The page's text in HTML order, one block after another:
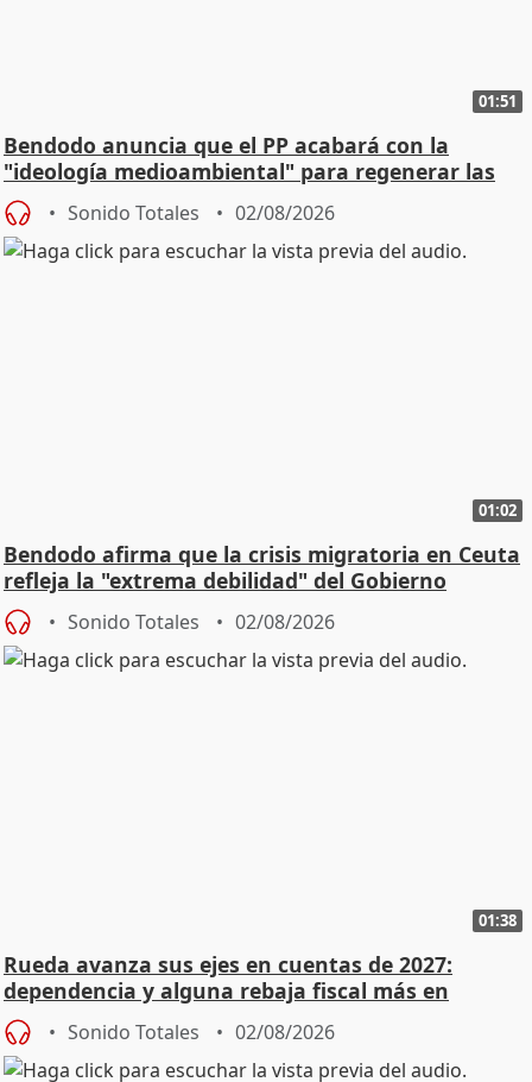
01:51
Bendodo anuncia que el PP acabará con la
"ideología medioambiental" para regenerar las
playas
Sonido Totales 02/08/2026
01:02
Bendodo afirma que la crisis migratoria en Ceuta
refleja la "extrema debilidad" del Gobierno
Sonido Totales 02/08/2026
01:38
Rueda avanza sus ejes en cuentas de 2027:
dependencia y alguna rebaja fiscal más en
vivienda
Sonido Totales 02/08/2026